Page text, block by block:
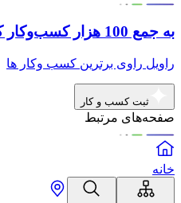
به جمع 100 هزار کسب‌وکار کرجی در راویل بپیوندید
راویل راوی برترین کسب وکار ها
ثبت کسب و کار
صفحه‌های مرتبط
خانه